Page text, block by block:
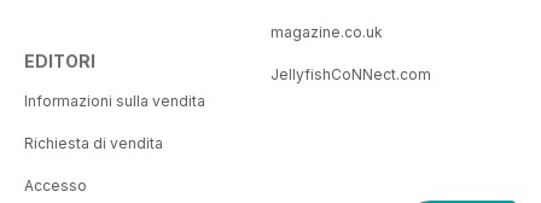
EDITORI
Informazioni sulla vendita
Richiesta di vendita
Accesso
magazine.co.uk
JellyfishCoNNect.com